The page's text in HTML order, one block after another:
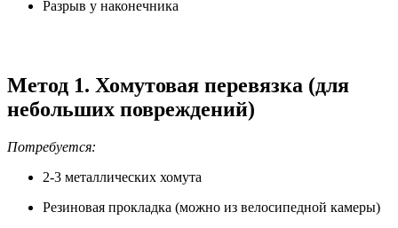
Разрыв у наконечника
Метод 1. Хомутовая перевязка (для
небольших повреждений)
Потребуется:
2-3 металлических хомута
Резиновая прокладка (можно из велосипедной камеры)